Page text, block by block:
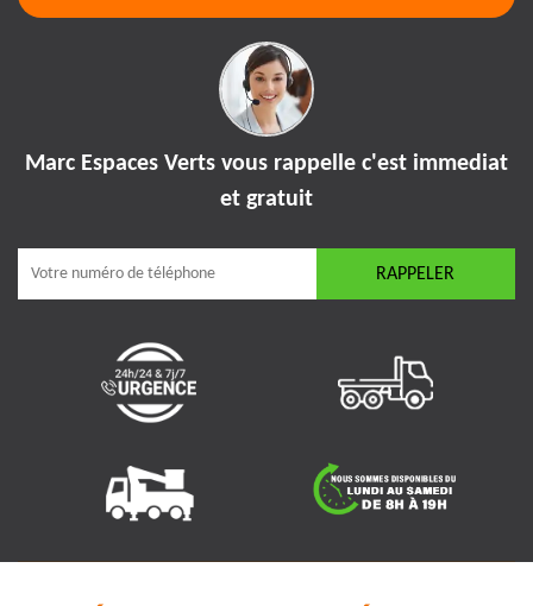
Marc Espaces Verts vous rappelle c'est immediat
et gratuit